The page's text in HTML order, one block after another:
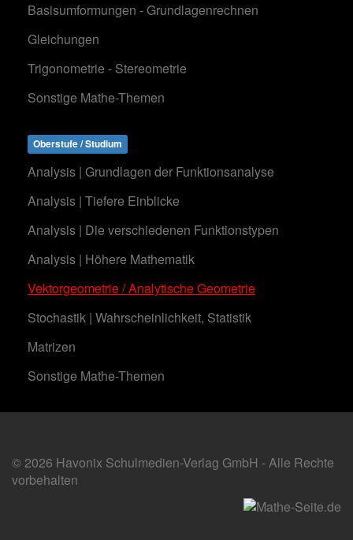
Basisumformungen - Grundlagenrechnen
Gleichungen
Trigonometrie - Stereometrie
Sonstige Mathe-Themen
Oberstufe / Studium
Analysis | Grundlagen der Funktionsanalyse
Analysis | Tiefere Einblicke
Analysis | Die verschiedenen Funktionstypen
Analysis | Höhere Mathematik
Vektorgeometrie / Analytische Geometrie
Stochastik | Wahrscheinlichkeit, Statistik
Matrizen
Sonstige Mathe-Themen
© 2026 Havonix Schulmedien-Verlag GmbH - Alle Rechte
vorbehalten